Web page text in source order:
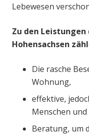
Lebewesen
Zu den
Hohensachsen
Die rasche
Wohnung,
effektive,
Menschen
Beratung, um